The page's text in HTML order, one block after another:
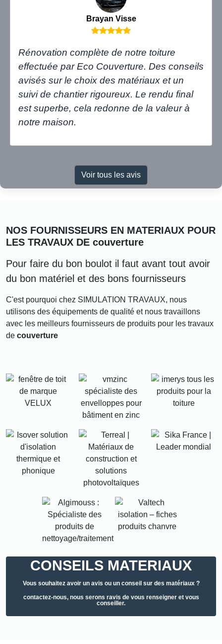
Brayan Visse
Rénovation complète de notre toiture
effectuée par Eco Couverture. Des conseils
avisés sur le choix des matériaux et un
suivi de chantier rigoureux. Le rendu final
est superbe, cela redonne de la valeur à
notre maison.
Voir tous les avis
NOS FOURNISSEURS EN MATERIAUX POUR
LES TRAVAUX DE couverture
Pour faire du bon boulot il faut avant tout avoir
du bon matériel et des bons fournisseurs
C'est pourquoi chez SIMULATION TRAVAUX, nous
utilisons des équipements de qualité et nous travaillons
avec les meilleurs fournisseurs de produits pour les travaux
de couverture
CONSEILS MATERIAUX
Vous souhaitez avoir un avis ou un conseil sur des matériaux ?
contactez-nous, nous serons ravis de vous renseigner et vous
conseiller.